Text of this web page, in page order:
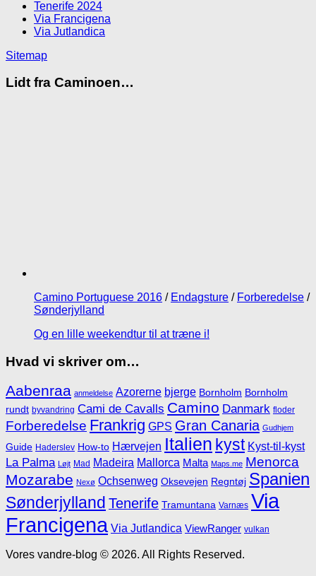
Tenerife 2024
Via Francigena
Via Jutlandica
Sitemap
Lidt fra Caminoen…
Camino Portuguese 2016 / Endagsture / Forberedelse /
Sønderjylland
Og en lille weekendtur til at træne i!
Hvad vi skriver om…
Aabenraa anmeldelse Azorerne bjerge Bornholm Bornholm
rundt byvandring Cami de Cavalls Camino Danmark floder
Forberedelse Frankrig GPS Gran Canaria Gudhjem
Guide Haderslev How-to Hærvejen Italien kyst Kyst-til-kyst
La Palma Løjt Mad Madeira Mallorca Malta Maps.me Menorca
Mozarabe Nexø Ochsenweg Oksevejen Regntøj Spanien
Sønderjylland Tenerife Tramuntana Varnæs Via
Francigena Via Jutlandica ViewRanger vulkan
Vores vandre-blog © 2026. All Rights Reserved.